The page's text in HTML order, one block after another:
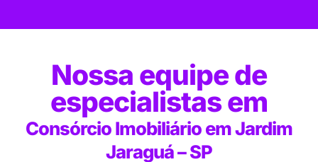
Nossa equipe de
especialistas em
Consórcio Imobiliário em Jardim
Jaraguá – SP